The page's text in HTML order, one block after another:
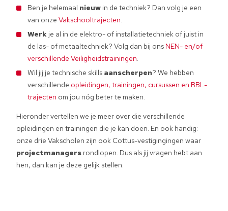
Ben je helemaal nieuw in de techniek? Dan volg je een
van onze Vakschooltrajecten.
Werk je al in de elektro- of installatietechniek of juist in
de las- of metaaltechniek? Volg dan bij onsNEN- en/of
verschillende Veiligheidstrainingen.
Wil jij je technische skills aanscherpen? We hebben
verschillende opleidingen, trainingen, cursussen en BBL-
trajecten om jou nóg beter te maken.
Hieronder vertellen we je meer over die verschillende
opleidingen en trainingen die je kan doen. En ook handig:
onze drie Vakscholen zijn ook Cottus-vestigingingen waar
projectmanagers rondlopen. Dus als jij vragen hebt aan
hen, dan kan je deze gelijk stellen.